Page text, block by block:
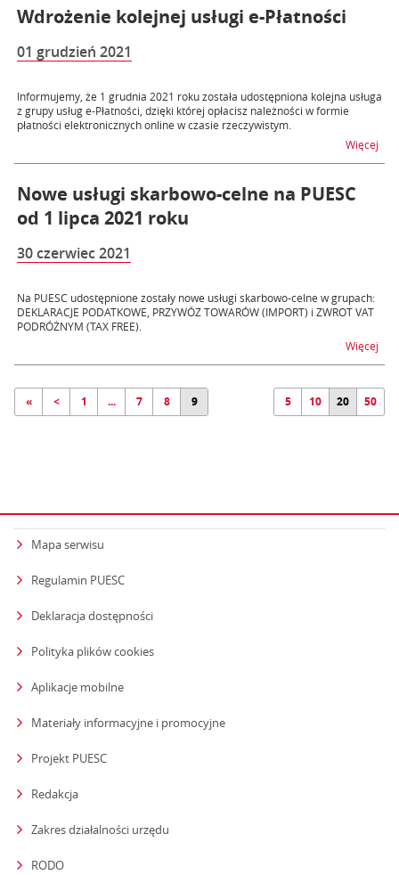
Wdrożenie kolejnej usługi e-Płatności
01 grudzień 2021
Informujemy, że 1 grudnia 2021 roku została udostępniona kolejna usługa
z grupy usług e-Płatności, dzięki której opłacisz należności w formie
płatności elektronicznych online w czasie rzeczywistym.
Więcej
Nowe usługi skarbowo-celne na PUESC
od 1 lipca 2021 roku
30 czerwiec 2021
Na PUESC udostępnione zostały nowe usługi skarbowo-celne w grupach:
DEKLARACJE PODATKOWE, PRZYWÓZ TOWARÓW (IMPORT) i ZWROT VAT
PODRÓŻNYM (TAX FREE).
Więcej
« < 1 ... 7 8 9 5 10 20 50
Mapa serwisu
Regulamin PUESC
Deklaracja dostępności
Polityka plików cookies
Aplikacje mobilne
Materiały informacyjne i promocyjne
Projekt PUESC
Redakcja
Zakres działalności urzędu
RODO